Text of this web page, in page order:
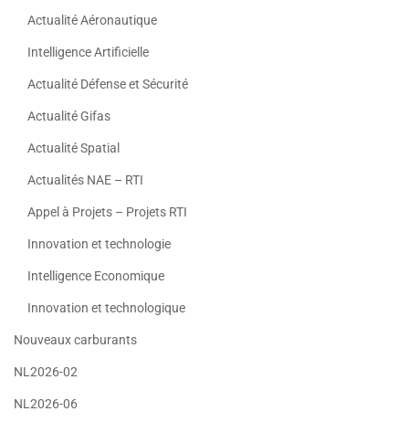
Actualité Aéronautique
Intelligence Artificielle
Actualité Défense et Sécurité
Actualité Gifas
Actualité Spatial
Actualités NAE – RTI
Appel à Projets – Projets RTI
Innovation et technologie
Intelligence Economique
Innovation et technologique
Nouveaux carburants
NL2026-02
NL2026-06